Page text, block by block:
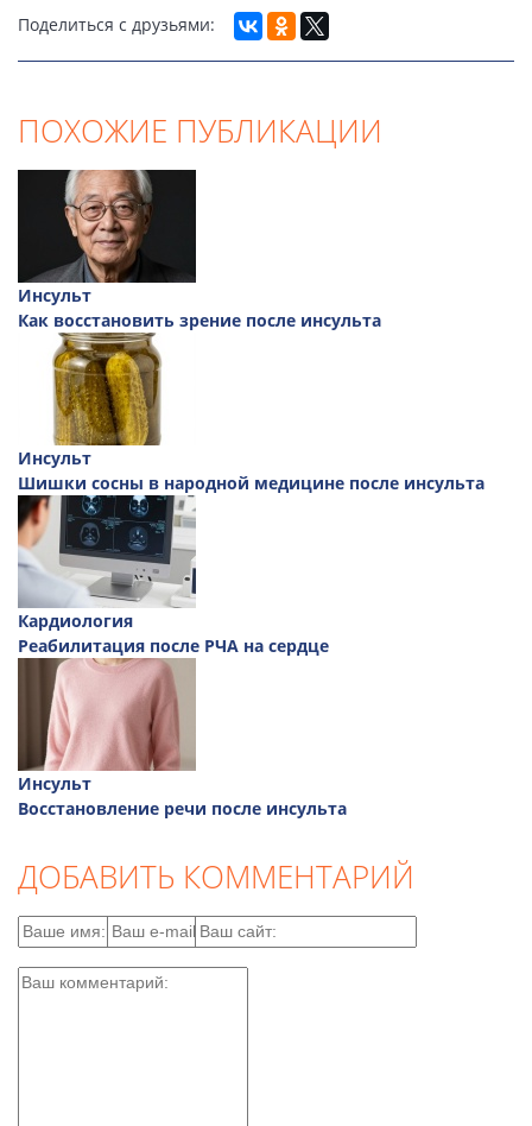
Поделиться с друзьями:
ПОХОЖИЕ ПУБЛИКАЦИИ
Инсульт
Как восстановить зрение после инсульта
Инсульт
Шишки сосны в народной медицине после инсульта
Кардиология
Реабилитация после РЧА на сердце
Инсульт
Восстановление речи после инсульта
ДОБАВИТЬ КОММЕНТАРИЙ